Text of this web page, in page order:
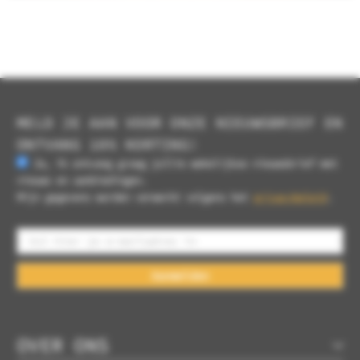
MELD JE AAN VOOR ONZE NIEUWSBRIEF EN
ONTVANG 10% KORTING!
Ja, ik ontvang graag jullie wekelijkse nieuwsbrief met
nieuws en aanbiedingen.
Mijn gegevens worden verwerkt volgens het
privacybeleid
Aanmelden
OVER ONS